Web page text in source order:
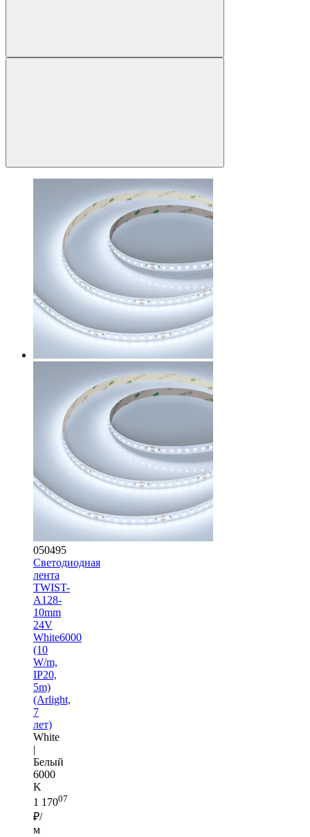
050495
Светодиодная
лента
TWIST-
A128-
10mm
24V
White6000
(10
W/m,
IP20,
5m)
(Arlight,
7
лет)
White
|
Белый
6000
K
1 17007
₽/
м